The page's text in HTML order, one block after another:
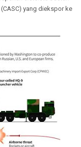
(CASC) yang diekspor ke